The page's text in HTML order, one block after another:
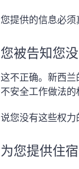
您提供的信息必须
您被告知您
这不正确。新西
不安全工作做法的
说您没有这些权力
为您提供住